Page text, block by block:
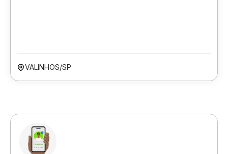
VALINHOS/SP